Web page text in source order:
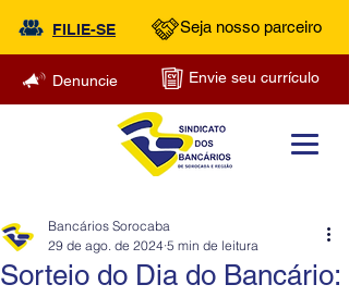
FILIE-SE Seja nosso parceiro
Denuncie Envie seu currículo
Sorteio do Dia do Bancário:
Bancários Sorocaba
29 de ago. de 2024 5 min de leitura